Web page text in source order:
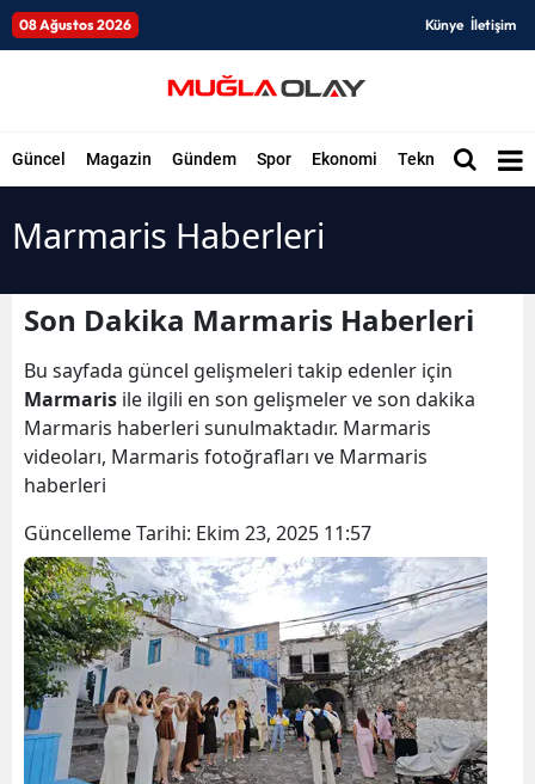
08 Ağustos 2026 Künye İletişim
Güncel Magazin Gündem Spor Ekonomi Teknoloji Dünya
Marmaris Haberleri
Son Dakika Marmaris Haberleri
Bu sayfada güncel gelişmeleri takip edenler için
Marmaris ile ilgili en son gelişmeler ve son dakika
Marmaris haberleri sunulmaktadır. Marmaris
videoları, Marmaris fotoğrafları ve Marmaris
haberleri
Güncelleme Tarihi: Ekim 23, 2025 11:57